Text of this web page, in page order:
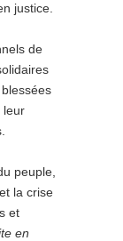
justice.
de
leur
peuple,
la crise
et
en